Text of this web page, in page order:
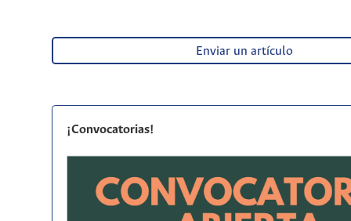
Enviar un artículo
¡Convocatorias!